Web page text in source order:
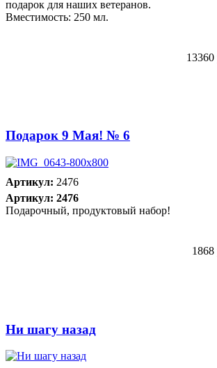
подарок для наших ветеранов.
Вместимость: 250 мл.
13360
Подарок 9 Мая! № 6
Артикул: 2476
Артикул: 2476
Подарочный, продуктовый набор!
1868
Ни шагу назад